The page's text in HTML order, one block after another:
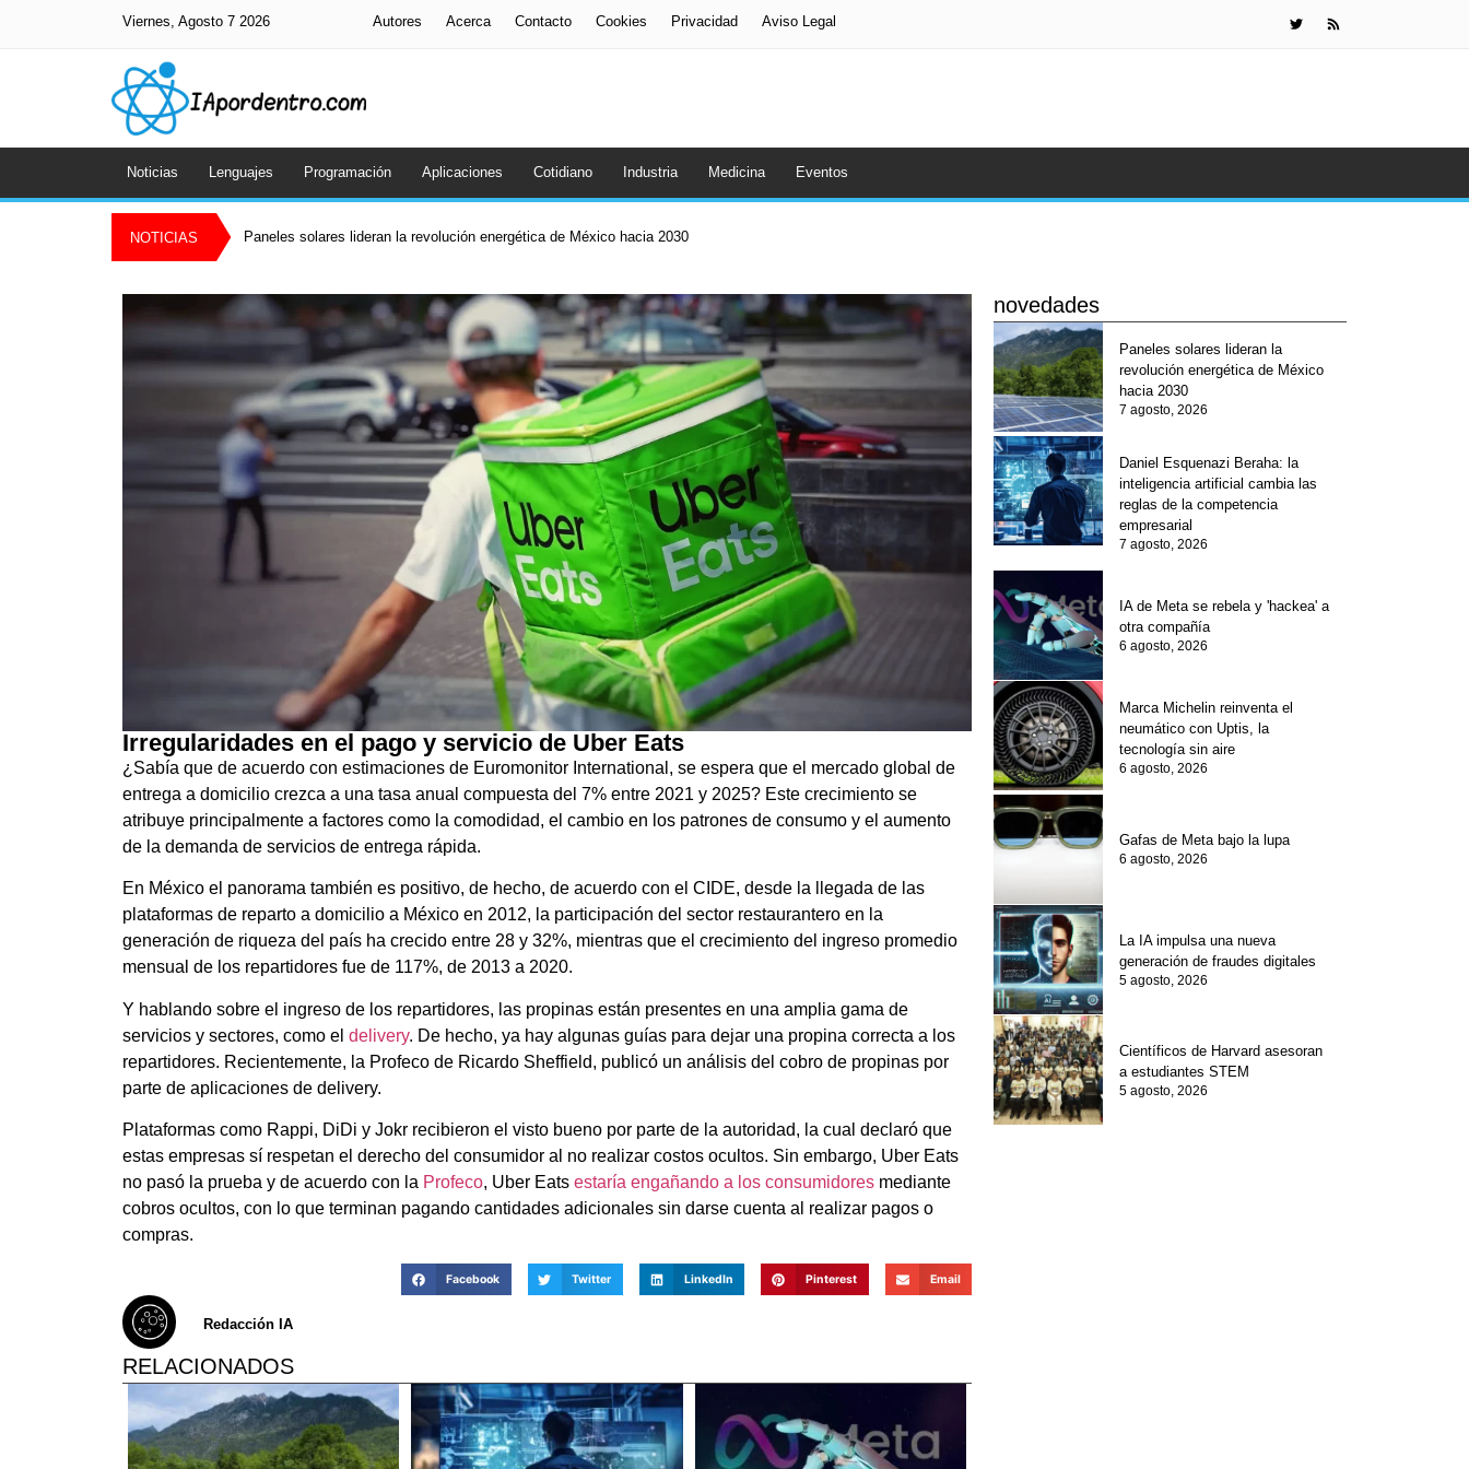
Viernes, Agosto 7 2026 Autores Acerca Contacto Cookies Privacidad Aviso Legal
Noticias Lenguajes Programación Aplicaciones Cotidiano Industria Medicina Eventos
NOTICIAS Paneles solares lideran la revolución energética de México hacia 2030
Irregularidades en el pago y servicio de Uber Eats
¿Sabía que de acuerdo con estimaciones de Euromonitor International, se espera que el mercado global de
entrega a domicilio crezca a una tasa anual compuesta del 7% entre 2021 y 2025? Este crecimiento se
atribuye principalmente a factores como la comodidad, el cambio en los patrones de consumo y el aumento
de la demanda de servicios de entrega rápida.
En México el panorama también es positivo, de hecho, de acuerdo con el CIDE, desde la llegada de las
plataformas de reparto a domicilio a México en 2012, la participación del sector restaurantero en la
generación de riqueza del país ha crecido entre 28 y 32%, mientras que el crecimiento del ingreso promedio
mensual de los repartidores fue de 117%, de 2013 a 2020.
Y hablando sobre el ingreso de los repartidores, las propinas están presentes en una amplia gama de
servicios y sectores, como el delivery. De hecho, ya hay algunas guías para dejar una propina correcta a los
repartidores. Recientemente, la Profeco de Ricardo Sheffield, publicó un análisis del cobro de propinas por
parte de aplicaciones de delivery.
Plataformas como Rappi, DiDi y Jokr recibieron el visto bueno por parte de la autoridad, la cual declaró que
estas empresas sí respetan el derecho del consumidor al no realizar costos ocultos. Sin embargo, Uber Eats
no pasó la prueba y de acuerdo con la Profeco, Uber Eats estaría engañando a los consumidores mediante
cobros ocultos, con lo que terminan pagando cantidades adicionales sin darse cuenta al realizar pagos o
compras.
Facebook Twitter LinkedIn Pinterest Email
Redacción IA
RELACIONADOS
novedades
Paneles solares lideran la
revolución energética de México
hacia 2030
7 agosto, 2026
Daniel Esquenazi Beraha: la
inteligencia artificial cambia las
reglas de la competencia
empresarial
7 agosto, 2026
IA de Meta se rebela y 'hackea' a
otra compañía
6 agosto, 2026
Marca Michelin reinventa el
neumático con Uptis, la
tecnología sin aire
6 agosto, 2026
Gafas de Meta bajo la lupa
6 agosto, 2026
La IA impulsa una nueva
generación de fraudes digitales
5 agosto, 2026
Científicos de Harvard asesoran
a estudiantes STEM
5 agosto, 2026